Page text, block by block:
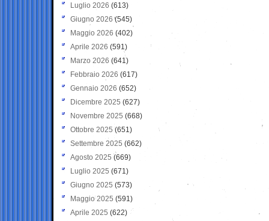
Luglio 2026 (613)
Giugno 2026 (545)
Maggio 2026 (402)
Aprile 2026 (591)
Marzo 2026 (641)
Febbraio 2026 (617)
Gennaio 2026 (652)
Dicembre 2025 (627)
Novembre 2025 (668)
Ottobre 2025 (651)
Settembre 2025 (662)
Agosto 2025 (669)
Luglio 2025 (671)
Giugno 2025 (573)
Maggio 2025 (591)
Aprile 2025 (622)